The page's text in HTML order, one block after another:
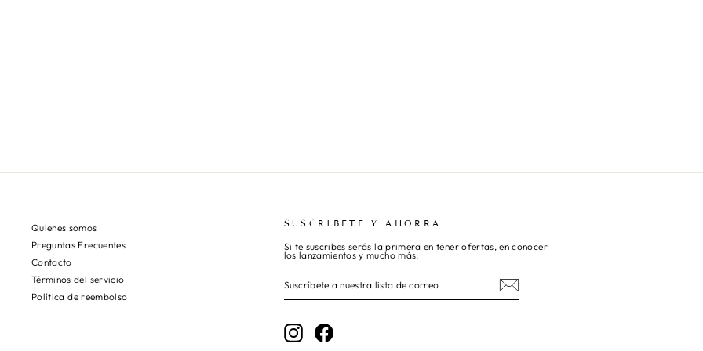
Quienes somos
Preguntas Frecuentes
Contacto
Términos del servicio
Política de reembolso
SUSCRIBETE Y AHORRA
Si te suscribes serás la primera en tener ofertas, en conocer
los lanzamientos y mucho más.
A
NUESTRA
DE
InstagramFacebook